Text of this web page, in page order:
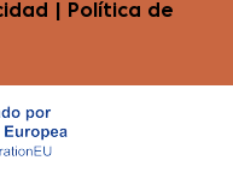
Política de